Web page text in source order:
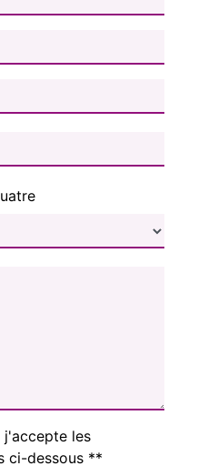
j'accepte les
ci-dessous **